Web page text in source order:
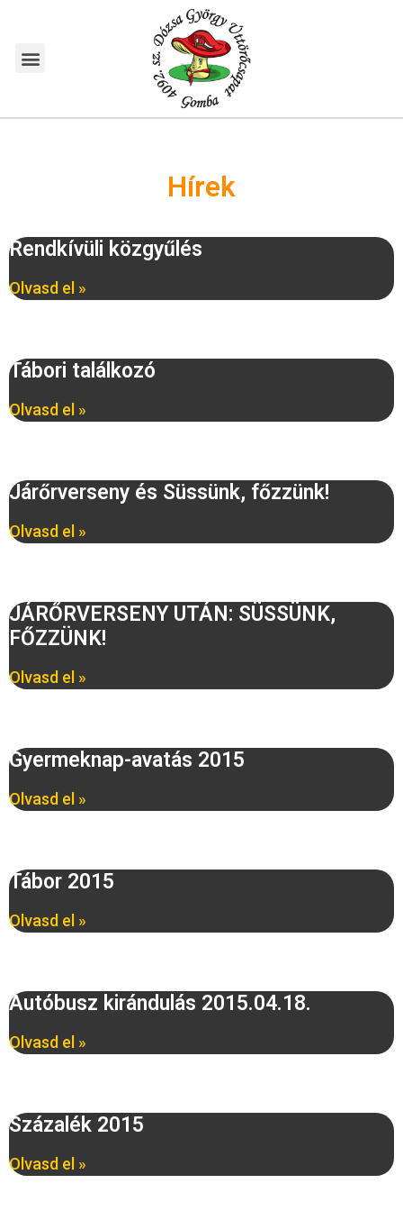
Hírek
Rendkívüli közgyűlés
Olvasd el »
Tábori találkozó
Olvasd el »
Járőrverseny és Süssünk, főzzünk!
Olvasd el »
JÁRŐRVERSENY UTÁN: SÜSSÜNK,
FŐZZÜNK!
Olvasd el »
Gyermeknap-avatás 2015
Olvasd el »
Tábor 2015
Olvasd el »
Autóbusz kirándulás 2015.04.18.
Olvasd el »
Százalék 2015
Olvasd el »